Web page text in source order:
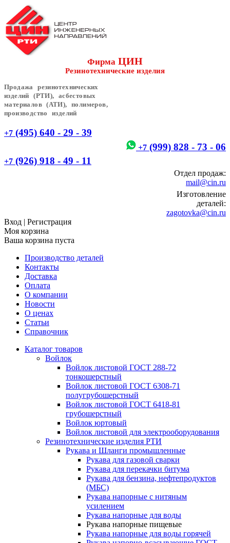
Фирма ЦИН
Резинотехнические изделия
Продажа резинотехнических
изделий (РТИ), асбестовых
материалов (АТИ), полимеров,
производство изделий
+7 (495) 640 - 29 - 39
+7 (999) 828 - 73 - 06
+7 (926) 918 - 49 - 11
Отдел продаж:
mail@cin.ru
Изготовление
деталей:
zagotovka@cin.ru
Вход | Регистрация
Моя корзина
Ваша корзина пуста
Производство деталей
Контакты
Доставка
Оплата
О компании
Новости
О ценах
Статьи
Справочник
Каталог товаров
Войлок
Войлок листовой ГОСТ 288-72
тонкошерстный
Войлок листовой ГОСТ 6308-71
полугрубошерстный
Войлок листовой ГОСТ 6418-81
грубошерстный
Войлок юртовый
Войлок листовой для электрооборудования
Резинотехнические изделия РТИ
Рукава и Шланги промышленные
Рукава для газовой сварки
Рукава для перекачки битума
Рукава для бензина, нефтепродуктов
(МБС)
Рукава напорные с нитяным
усилением
Рукава напорные для воды
Рукава напорные пищевые
Рукава напорные для воды горячей